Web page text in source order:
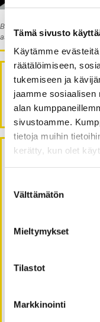
Tämä sivusto
Käytämme
räätälöimiseen,
tukemiseen ja
jaamme sosiaalisen
alan
sivustoamme.
tietoja muihin
kerätty, kun olet
valinta
Välttämätön
Mieltymykset
Tilastot
Markkinointi
Blogia kirjoittavat Vaasan
asiantuntijat.
Executive
ETSI:
Viimeisimmät
Muutosvalmius on
nautinnollinen
johtajuuspuhetta